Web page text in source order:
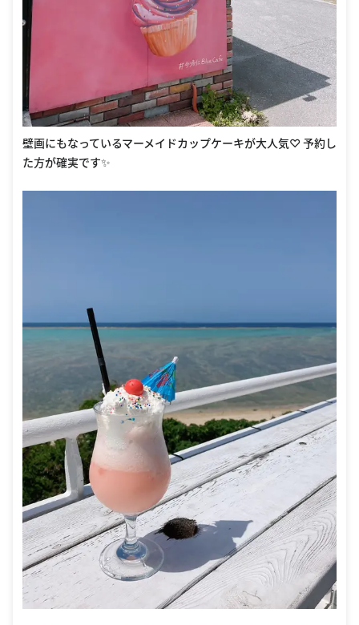
壁画にもなっているマーメイドカップケーキが大人気♡ 予約し
た方が確実です✨